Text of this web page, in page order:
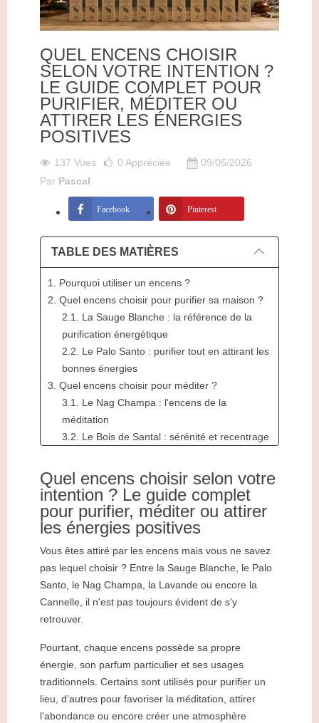
QUEL ENCENS CHOISIR
SELON VOTRE INTENTION ?
LE GUIDE COMPLET POUR
PURIFIER, MÉDITER OU
ATTIRER LES ÉNERGIES
POSITIVES
137 Vues 0 Appréciée
09/06/2026
Par Pascal
Facebook Pinterest
TABLE DES MATIÈRES
1. Pourquoi utiliser un encens ?
2. Quel encens choisir pour purifier sa maison ?
2.1. La Sauge Blanche : la référence de la
purification énergétique
2.2. Le Palo Santo : purifier tout en attirant les
bonnes énergies
3. Quel encens choisir pour méditer ?
3.1. Le Nag Champa : l'encens de la
méditation
3.2. Le Bois de Santal : sérénité et recentrage
4.1. La Cannelle Dorée : symbole de
prospérité
5. Quel encens choisir pour l'amour et l'harmonie
?
5.1. La Rose Pure : l'encens du cœur
6. Quel encens choisir pour se détendre ?
6.1. La Lavande : douceur et apaisement
7. Quel encens choisir pour la protection
énergétique ?
7.1. Le Bois de Cèdre et Sauge
7.2. Le Romarin
8. Comment choisir son encens ?
9. En résumé
Quel encens choisir selon votre
intention ? Le guide complet
pour purifier, méditer ou attirer
les énergies positives
Vous êtes attiré par les encens mais vous ne savez
pas lequel choisir ? Entre la Sauge Blanche, le Palo
Santo, le Nag Champa, la Lavande ou encore la
Cannelle, il n'est pas toujours évident de s'y
retrouver.
Pourtant, chaque encens possède sa propre
énergie, son parfum particulier et ses usages
traditionnels. Certains sont utilisés pour purifier un
lieu, d'autres pour favoriser la méditation, attirer
l'abondance ou encore créer une atmosphère